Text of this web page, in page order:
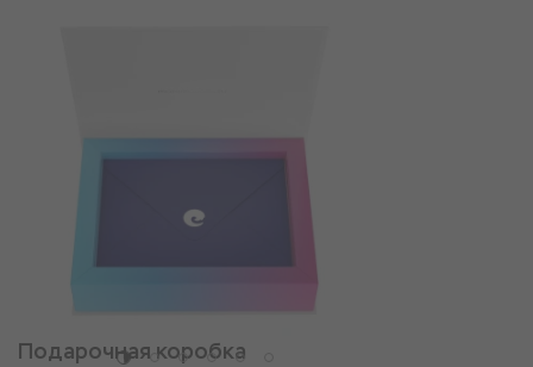
Подарочная коробка